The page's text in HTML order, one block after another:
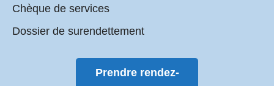
Chèque de services
Dossier de surendettement
Prendre rendez-